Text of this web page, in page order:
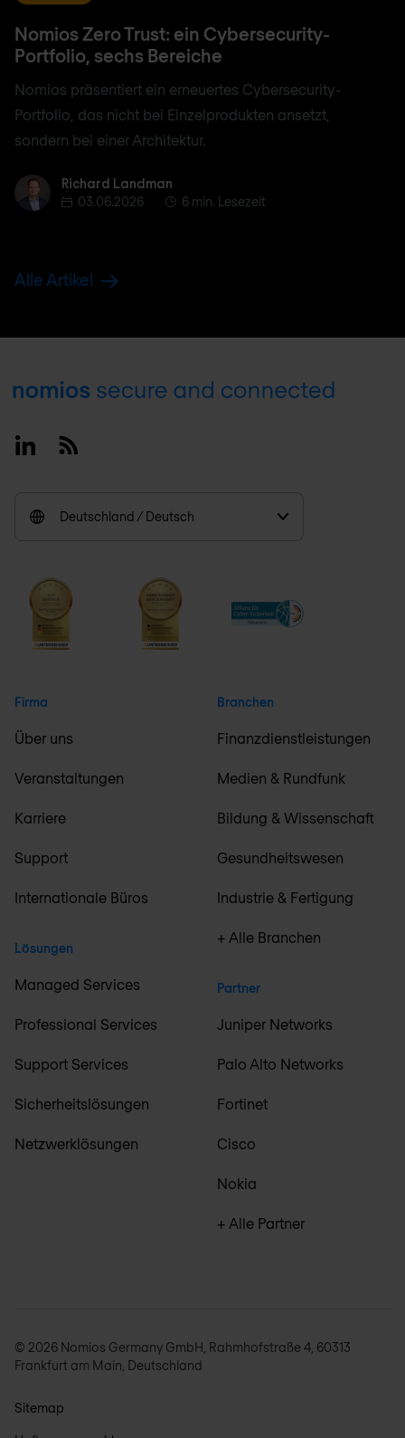
Nomios Zero Trust: ein Cybersecurity-
Portfolio, sechs Bereiche
Nomios präsentiert ein erneuertes Cybersecurity-
Portfolio, das nicht bei Einzelprodukten ansetzt,
sondern bei einer Architektur.
Richard Landman
Richard Landman
03.06.2026
6 min. Lesezeit
Alle Artikel
Footer
LinkedinRSS
Deutschland / Deutsch
Firma
Über uns
Veranstaltungen
Karriere
Support
Internationale Büros
Lösungen
Managed Services
Professional Services
Support Services
Sicherheitslösungen
Netzwerklösungen
Branchen
Finanzdienstleistungen
Medien & Rundfunk
Bildung & Wissenschaft
Gesundheitswesen
Industrie & Fertigung
+ Alle Branchen
Partner
Juniper Networks
Palo Alto Networks
Fortinet
Cisco
Nokia
+ Alle Partner
© 2026 Nomios Germany GmbH, Rahmhofstraße 4, 60313
Frankfurt am Main, Deutschland
Sitemap